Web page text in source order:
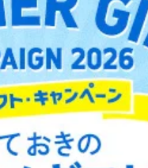
円、書留480円、本
費用です。国外へ
いただきます。
の郵便定額小為替を
料は申請者のご負担
無記名でお願いしま
小為替に代えて同額
ら
採用情報